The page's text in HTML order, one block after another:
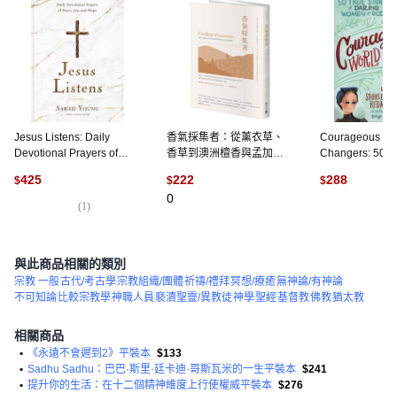
Jesus Listens: Daily
Devotional Prayers of
版, Thomas Nelson, 英文
$425
(1)
香氣採集者：從薰衣草、
香草到澳洲檀香與孟加拉
走遍全球 發掘品牌背後成
就迷人氣息的勞動者與風
$222
0
Courageous
Changers: 50
of God 精裝版,
$288
與此商品相關的類別
宗教 一般古代/考古學宗教組織/團體祈禱/禮拜冥想/療癒無神論/有神論
不可知論比較宗教學神職人員褻瀆聖靈/異教徒神學聖經基督教佛教猶太教
相關商品
• 《永遠不會遲到2》平裝本 $133
• Sadhu Sadhu：巴巴·斯里·廷卡迪·哥斯瓦米的一生平裝本 $241
• 提升你的生活：在十二個精神維度上行使權威平裝本 $276